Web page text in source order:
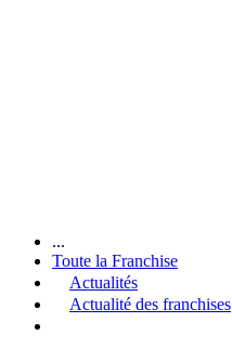
...
Toute la Franchise
Actualités
Actualité des franchises